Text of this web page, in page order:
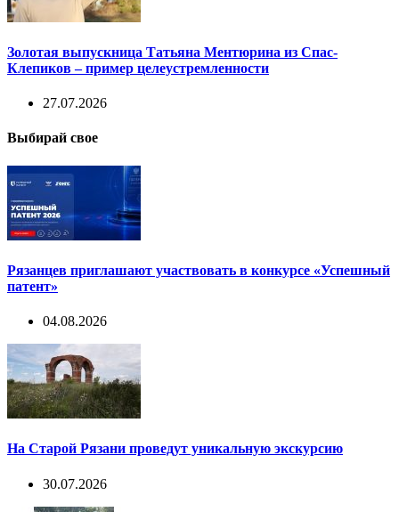
Золотая выпускница Татьяна Ментюрина из Спас-
Клепиков – пример целеустремленности
27.07.2026
Выбирай свое
Рязанцев приглашают участвовать в конкурсе «Успешный
патент»
04.08.2026
На Старой Рязани проведут уникальную экскурсию
30.07.2026